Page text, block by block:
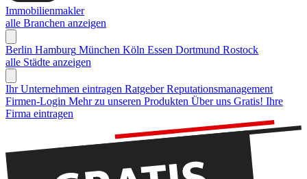
Immobilienmakler
alle Branchen anzeigen
Berlin Hamburg München Köln Essen Dortmund Rostock
alle Städte anzeigen
Ihr Unternehmen eintragen Ratgeber Reputationsmanagement
Firmen-Login Mehr zu unseren Produkten Über uns Gratis! Ihre
Firma eintragen